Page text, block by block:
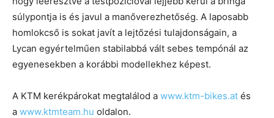
súlypontja is és javul a manőverezhetőség. A laposabb
homlokcső is sokat javít a lejtőzési tulajdonságain, a
Lycan egyértelműen stabilabbá vált sebes tempónál az
egyenesekben a korábbi modellekhez képest.
A KTM kerékpárokat megtalálod a www.ktm-bikes.at és
a www.ktmteam.hu oldalon.